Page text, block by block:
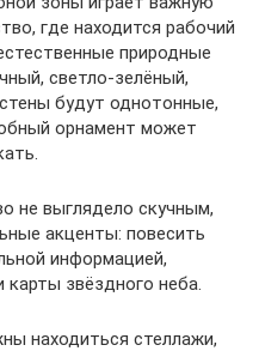
где находится рабочий
природные
светло-зелёный,
будут однотонные,
орнамент может
не выглядело скучным,
акценты: повесить
информацией,
карты звёздного неба.
находиться стеллажи,